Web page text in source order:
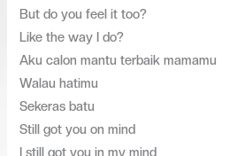
But do you feel it too?
Like the way I do?
Aku calon mantu terbaik mamamu
Walau hatimu
Sekeras batu
Still got you on mind
I still got you in my mind